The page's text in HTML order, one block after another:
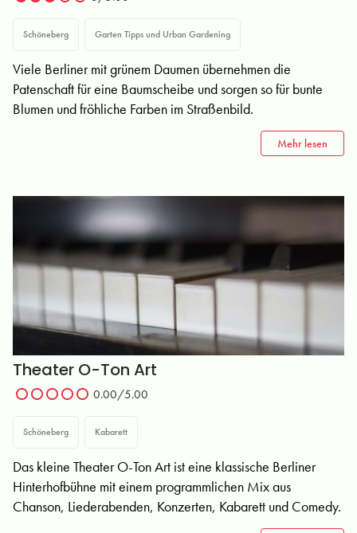
Schöneberg Garten Tipps und Urban Gardening
Viele Berliner mit grünem Daumen übernehmen die
Patenschaft für eine Baumscheibe und sorgen so für bunte
Blumen und fröhliche Farben im Straßenbild.
Mehr lesen
Theater O-Ton Art
0.00/5.00
Schöneberg Kabarett
Das kleine Theater O-Ton Art ist eine klassische Berliner
Hinterhofbühne mit einem programmlichen Mix aus
Chanson, Liederabenden, Konzerten, Kabarett und Comedy.